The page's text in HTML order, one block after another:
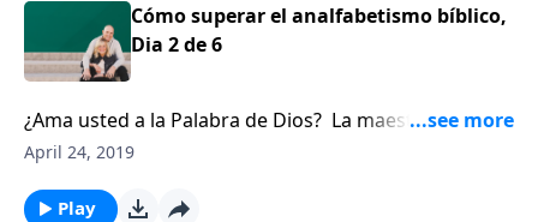
Cómo superar el analfabetismo bíblico,
Dia 2 de 6
¿Ama usted a la Palabra de Dios? La maestra de la
Biblia, Jen Wilkin, comunica su preocupación por el
del cuerpo de Cristo.
April 24, 2019
Play